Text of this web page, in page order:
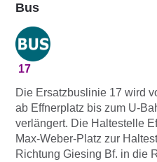
Bus
17
Die Ersatzbuslinie 17 wird
ab Effnerplatz bis zum U-
verlängert. Die Haltestelle
Max-Weber-Platz zur
Richtung Giesing Bf. in die